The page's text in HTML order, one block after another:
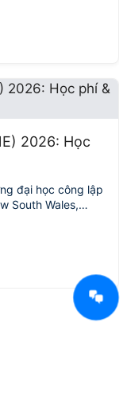
2026: Học
đại học công lập
South Wales,…